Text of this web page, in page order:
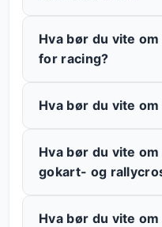
Hva bør du vite
for racing?
Hva bør du vite
Hva bør du vite
gokart- og
Hva bør du vite